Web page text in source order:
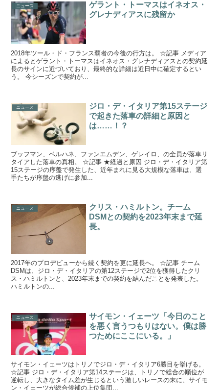
ニュース
ゲラント・トーマスはイネオス・
グレナディアスに残留か
2018年ツール・ド・フランス覇者の今後の行方は。 ☆記事 メディア
によるとゲラント・トーマスはイネオス・グレナディアスとの契約延
長のサインに近づいており、最終的な詳細は近日中に確定するとい
う。 今シーズンで契約が...
ニュース
ジロ・デ・イタリア第15ステージ
で起きた落車の詳細と原因と
は……！？
ブッフマン、ベルハネ、ファンエムデン、ゲレイロ、の全員が落車リ
タイアした落車の真相。 ☆記事 ★経過と原因 ジロ・デ・イタリア第
15ステージの序盤で発生した、近年まれに見る大規模な落車は、選
手たちが序盤の逃げに参加...
ニュース
クリス・ハミルトン。チーム
DSMとの契約を2023年末まで延
長。
2017年のプロデビューから続く契約を更に延長へ。 ☆記事 チーム
DSMは、ジロ・デ・イタリアの第12ステージで2位を獲得したクリ
ス・ハミルトンと、2023年末までの契約を結んだことを発表した。
ハミルトンの...
ニュース
サイモン・イェーツ「今日のこと
を悪く言うつもりはない。僕は勝
つためにここにいる。」
サイモン・イェーツはトリノでジロ・デ・イタリア6勝目を挙げる。
☆記事 ジロ・デ・イタリア第14ステージは、トリノで総合の順位が
逆転し、大きなタイム差が生じるという激しいレースの末に、サイモ
ン・イェーツが総合候補の上位集団...